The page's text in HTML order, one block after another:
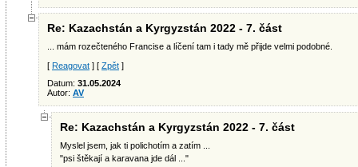
Re: Kazachstán a Kyrgyzstán 2022 - 7. část
... mám rozečteného Francise a líčení tam i tady mě přijde velmi podobné.
[ Reagovat ] [ Zpět ]
Datum: 31.05.2024
Autor: AV
Re: Kazachstán a Kyrgyzstán 2022 - 7. část
Myslel jsem, jak ti polichotím a zatím ...
"psi štěkají a karavana jde dál ..."